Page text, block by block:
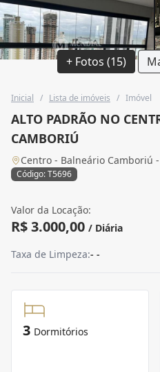
+ Fotos (15)
Inicial / Lista de imóveis / Imóvel
ALTO PADRÃO NO
CAMBORIÚ
Centro - Balneário Camboriú -
Código: T5696
Valor da Locação:
R$ 3.000,00 / Diária
Taxa de Limpeza:- -
3 Dormitórios